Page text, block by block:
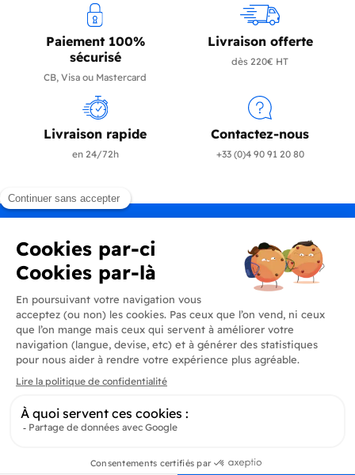
Paiement 100%
sécurisé
CB, Visa ou Mastercard
Livraison offerte
dès 220€ HT
Livraison rapide
en 24/72h
Contactez-nous
+33 (0)4 90 91 20 80
Produits
En savoir plus